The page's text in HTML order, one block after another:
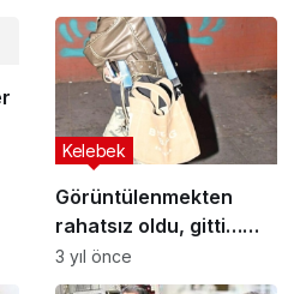
Benim sevgilim para
avcısı değil!
Görüntülenmekten
rahatsız oldu, gitti…
'Arkadaşım nerede?'
Kelebek
3 yıl önce